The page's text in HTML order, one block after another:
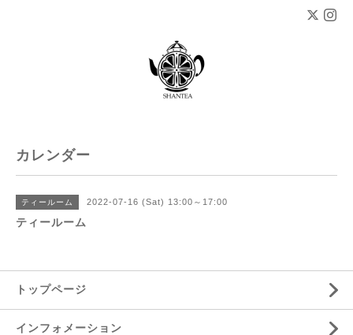
カレンダー
ティールーム 2022-07-16 (Sat) 13:00～17:00
ティールーム
トップページ
インフォメーション